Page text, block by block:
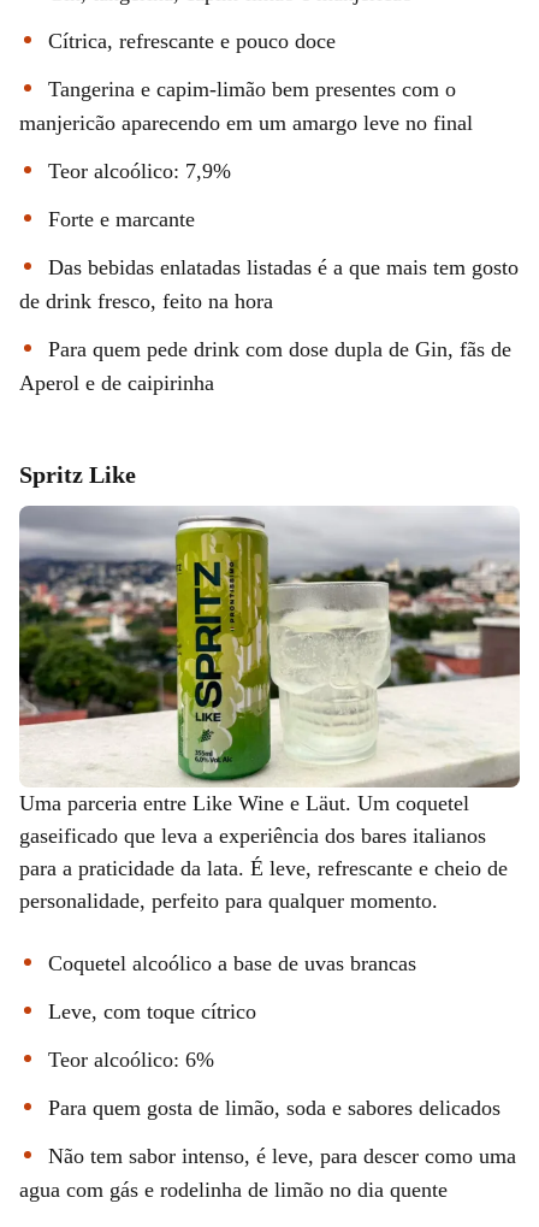
Cítrica, refrescante e pouco doce
Tangerina e capim-limão bem presentes com o
manjericão aparecendo em um amargo leve no final
Teor alcoólico: 7,9%
Forte e marcante
Das bebidas enlatadas listadas é a que mais tem gosto
de drink fresco, feito na hora
Para quem pede drink com dose dupla de Gin, fãs de
Aperol e de caipirinha
Spritz Like
Uma parceria entre Like Wine e Läut. Um coquetel
gaseificado que leva a experiência dos bares italianos
para a praticidade da lata. É leve, refrescante e cheio de
personalidade, perfeito para qualquer momento.
Coquetel alcoólico a base de uvas brancas
Leve, com toque cítrico
Teor alcoólico: 6%
Para quem gosta de limão, soda e sabores delicados
Não tem sabor intenso, é leve, para descer como uma
agua com gás e rodelinha de limão no dia quente